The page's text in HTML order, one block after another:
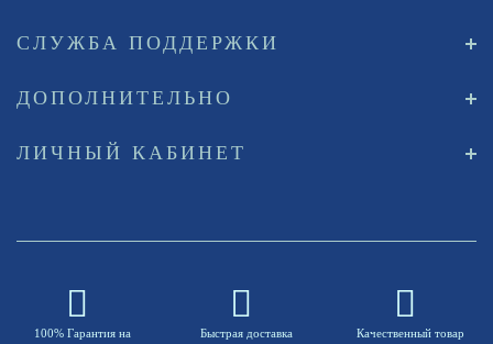
СЛУЖБА ПОДДЕРЖКИ
ДОПОЛНИТЕЛЬНО
ЛИЧНЫЙ КАБИНЕТ
100% Гарантия на
Быстрая доставка
Качественный товар